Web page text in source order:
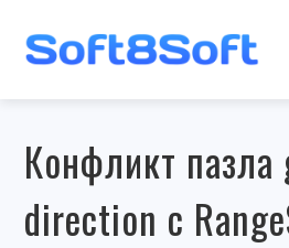
Конфликт пазла
direction с